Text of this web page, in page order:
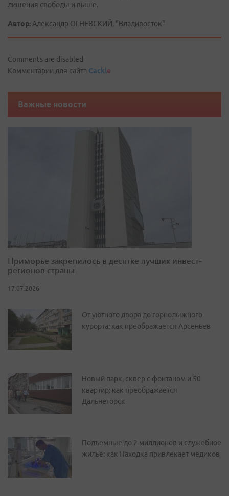
лишения свободы и выше.
Автор: Александр ОГНЕВСКИЙ, "Владивосток"
Comments are disabled
Комментарии для сайта Cackle
Важные новости
Приморье закрепилось в десятке лучших инвест-
регионов страны
17.07.2026
От уютного двора до горнолыжного
курорта: как преображается Арсеньев
Новый парк, сквер с фонтаном и 50
квартир: как преображается
Дальнегорск
Подъемные до 2 миллионов и служебное
жилье: как Находка привлекает медиков